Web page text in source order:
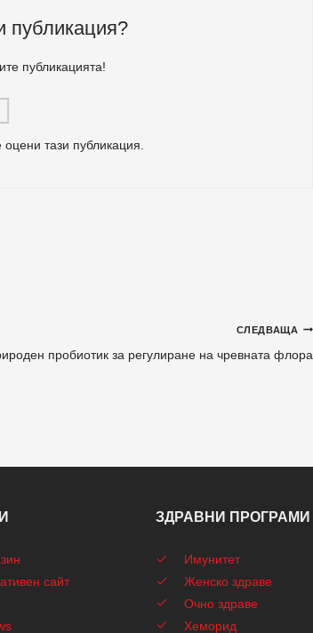
публикация?
публикацията!
тази публикация.
СЛЕДВАЩА
пробиотик за регулиране на чревната флора
сайт
ЗДРАВНИ ПРОГРАМИ
Имунитет
Женско здраве
Очно здраве
Хеморид